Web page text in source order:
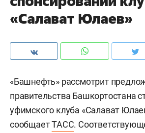
«Салават Юлаев»
«Башнефть» рассмотрит
правительства Башкортостана
уфимского клуба «Салават
сообщаетТАСС.